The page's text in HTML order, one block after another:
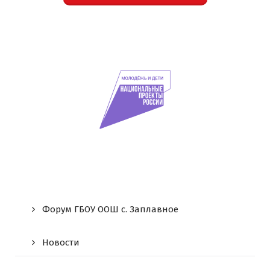
Форум ГБОУ ООШ c. Заплавное
Новости